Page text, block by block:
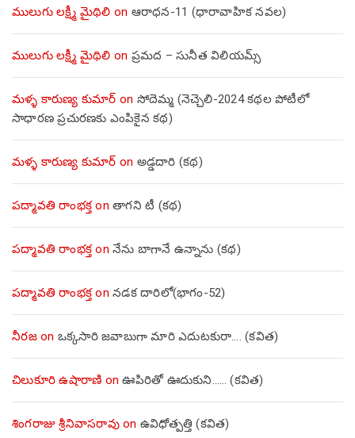
ములుగు లక్ష్మీ మైథిలి on ఆరాధన-11 (ధారావాహిక నవల)
ములుగు లక్ష్మీ మైథిలి on ప్రమద – సునీత విలియమ్స్
మళ్ళ కారుణ్య కుమార్ on సోదెమ్మ (నెచ్చెలి-2024 కథల పోటీలో
సాధారణ ప్రచురణకు ఎంపికైన కథ)
మళ్ళ కారుణ్య కుమార్ on అడ్డదారి (కథ)
పద్మావతి రాంభక్తon తాగని టీ (కథ)
పద్మావతి రాంభక్తon నేను బాగానే ఉన్నాను (క‌థ‌)
పద్మావతి రాంభక్తon నడక దారిలో(భాగం-52)
నీరజon ఒక్కసారి జవాబుగా మారి ఎదుటకురా…. (కవిత)
చిలుకూరి ఉషారాణి onఊపిరితో ఊదుకుని…… (కవిత)
శింగరాజు శ్రీనివాసరావుon ఉవిధోత్పత్తి (కవిత)